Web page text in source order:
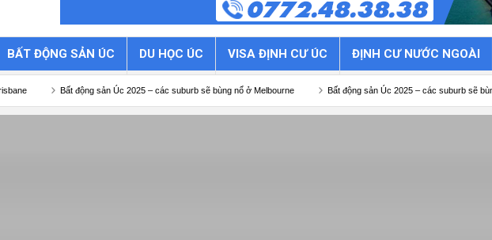
BẤT ĐỘNG SẢN ÚC DU HỌC ÚC VISA ĐỊNH CƯ ÚC ĐỊNH CƯ NƯỚC NGOÀI
Bất động sản Úc 2025 – các suburb sẽ bùng nổ ở Melbourne Bất động sản Úc 2025 – các suburb sẽ bùng nổ ở Sydney